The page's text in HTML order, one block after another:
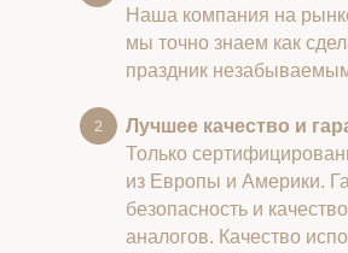
Наша компания на
мы точно знаем как
праздник
Лучшее качество и
Только
из Европы и Америки.
безопасность и
аналогов. Качество